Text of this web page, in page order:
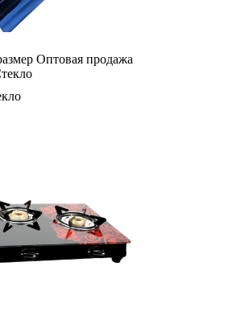
Оптовая продажа